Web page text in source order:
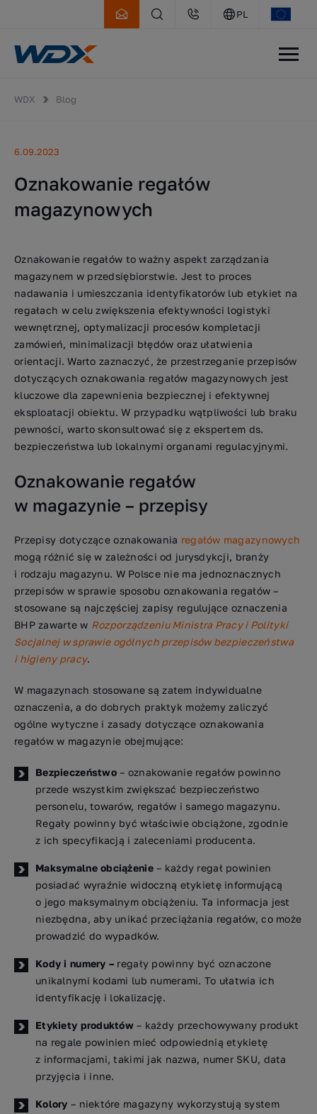
PL
WDX Blog
6.09.2023
Oznakowanie regałów
magazynowych
Oznakowanie regałów to ważny aspekt zarządzania
magazynem w przedsiębiorstwie. Jest to proces
nadawania i umieszczania identyfikatorów lub etykiet na
regałach w celu zwiększenia efektywności logistyki
wewnętrznej, optymalizacji procesów kompletacji
zamówień, minimalizacji błędów oraz ułatwienia
orientacji. Warto zaznaczyć, że przestrzeganie przepisów
dotyczących oznakowania regałów magazynowych jest
kluczowe dla zapewnienia bezpiecznej i efektywnej
eksploatacji obiektu. W przypadku wątpliwości lub braku
pewności, warto skonsultować się z ekspertem ds.
bezpieczeństwa lub lokalnymi organami regulacyjnymi.
Oznakowanie regałów
w magazynie – przepisy
Przepisy dotyczące oznakowania regałów magazynowych
mogą różnić się w zależności od jurysdykcji, branży
i rodzaju magazynu. W Polsce nie ma jednoznacznych
przepisów w sprawie sposobu oznakowania regałów –
stosowane są najczęściej zapisy regulujące oznaczenia
BHP zawarte w Rozporządzeniu Ministra Pracy i Polityki
Socjalnej w sprawie ogólnych przepisów bezpieczeństwa
i higieny pracy.
W magazynach stosowane są zatem indywidualne
oznaczenia, a do dobrych praktyk możemy zaliczyć
ogólne wytyczne i zasady dotyczące oznakowania
regałów w magazynie obejmujące:
Bezpieczeństwo– oznakowanie regałów powinno
przede wszystkim zwiększać bezpieczeństwo
personelu, towarów, regałów i samego magazynu.
Regały powinny być właściwie obciążone, zgodnie
z ich specyfikacją i zaleceniami producenta.
Maksymalne obciążenie– każdy regał powinien
posiadać wyraźnie widoczną etykietę informującą
o jego maksymalnym obciążeniu. Ta informacja jest
niezbędna, aby unikać przeciążania regałów, co może
prowadzić do wypadków.
Kody i numery – regały powinny być oznaczone
unikalnymi kodami lub numerami. To ułatwia ich
identyfikację i lokalizację.
Etykiety produktów – każdy przechowywany produkt
na regale powinien mieć odpowiednią etykietę
z informacjami, takimi jak nazwa, numer SKU, data
przyjęcia i inne.
Kolory – niektóre magazyny wykorzystują system